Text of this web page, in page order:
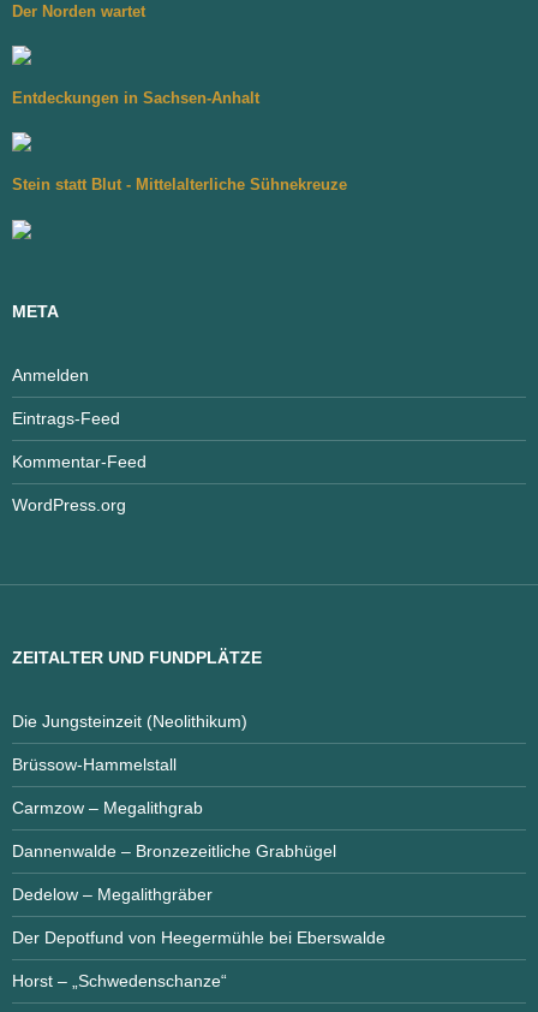
Der Norden wartet
Entdeckungen in Sachsen-Anhalt
Stein statt Blut - Mittelalterliche Sühnekreuze
META
Anmelden
Eintrags-Feed
Kommentar-Feed
WordPress.org
ZEITALTER UND FUNDPLÄTZE
Die Jungsteinzeit (Neolithikum)
Brüssow-Hammelstall
Carmzow – Megalithgrab
Dannenwalde – Bronzezeitliche Grabhügel
Dedelow – Megalithgräber
Der Depotfund von Heegermühle bei Eberswalde
Horst – „Schwedenschanze“